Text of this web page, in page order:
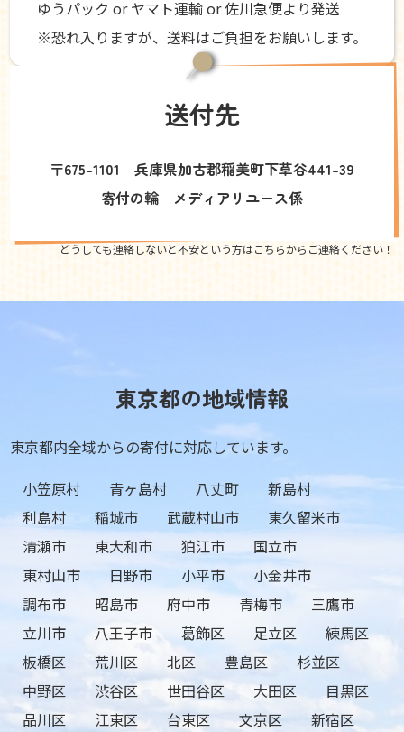
ゆうパック or ヤマト運輸 or 佐川急便より発送
※恐れ入りますが、送料はご負担をお願いします。
送付先
〒675-1101 兵庫県加古郡稲美町下草谷441-39
寄付の輪 メディアリユース係
どうしても連絡しないと不安という方はこちらからご連絡ください！
東京都の地域情報
東京都内全域からの寄付に対応しています。
小笠原村
青ヶ島村 八丈町
新島村
利島村
稲城市 武蔵村山市
東久留米市
清瀬市
東大和市 狛江市
国立市
東村山市
日野市 小平市
小金井市
調布市
昭島市 府中市 青梅市
三鷹市
立川市
八王子市 葛飾区 足立区
練馬区
板橋区
荒川区 北区 豊島区
杉並区
中野区
渋谷区 世田谷区 大田区
目黒区
品川区
江東区 台東区 文京区
新宿区